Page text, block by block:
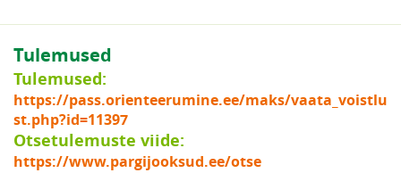
Tulemused
Tulemused:
https://pass.orienteerumine.ee/maks/vaata_voistlu
st.php?id=11397
Otsetulemuste viide:
https://www.pargijooksud.ee/otse